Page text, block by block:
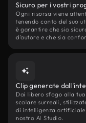
Sicuro per i vostri
Ogni risorsa viene
tenendo conto del suo
è garantire che sia
d'autore e che sia
Clip generate
Dai libero sfogo alla
scalare surreali,
di intelligenza
nostro AI Studio.